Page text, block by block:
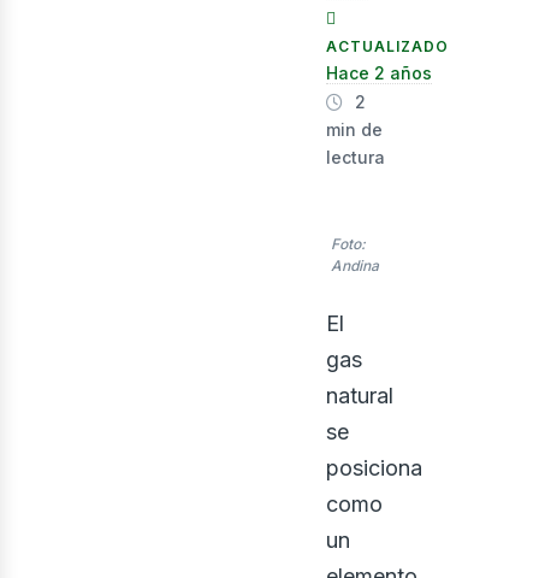
ACTUALIZADO
Hace 2 años
2
min de
lectura
Foto:
Andina
El
gas
natural
se
posiciona
como
un